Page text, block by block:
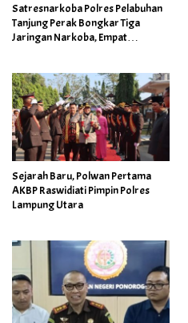
Satresnarkoba Polres Pelabuhan
Tanjung Perak Bongkar Tiga
Jaringan Narkoba, Empat
Sejarah Baru, Polwan Pertama
AKBP Raswidiati Pimpin Polres
Lampung Utara